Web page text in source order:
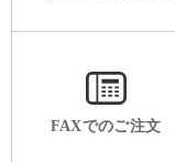
FAXでのご注文